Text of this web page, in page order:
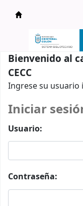
Catálogo en
Bienvenido al
CECC
Ingrese su usuario
Iniciar
Usuario:
Contraseña: